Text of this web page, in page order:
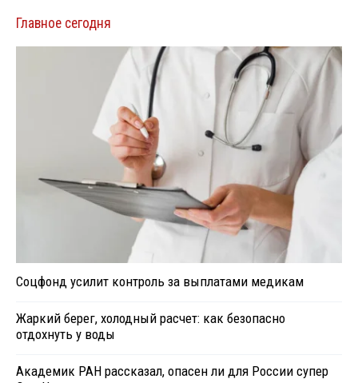
Главное сегодня
Соцфонд усилит контроль за выплатами медикам
Жаркий берег, холодный расчет: как безопасно
отдохнуть у воды
Академик РАН рассказал, опасен ли для России супер